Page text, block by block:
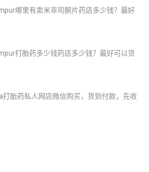
哪里有卖米非司酮片药店多少钱？最好
打胎药多少钱药店多少钱？最好可以货
打胎药私人网店微信购买，货到付款，先收